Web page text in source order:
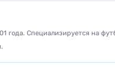
года. Специализируется на